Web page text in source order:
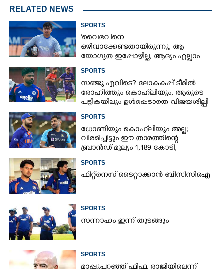
RELATED NEWS
SPORTS
'വൈഭവിനെ
ഒഴിവാക്കേണ്ടതായിരുന്നു,​ ആ
യോഗ്യത ഇപ്പോഴില്ല, ആദ്യം എല്ലാം
ക്രിക്കറ്റ് താരം
SPORTS
സഞ്ജു എവിടെ? ലോകകപ്പ് ടീമിൽ
രോഹിത്തും കൊഹ്‌ലിയും, ആരുടെ
പട്ടികയിലും ഉൾപ്പെടാതെ വിജയശില്പി
SPORTS
ധോണിയും കൊഹ്‌ലിയും അല്ല;
വിരമിച്ചിട്ടും ഈ താരത്തിന്റെ
ബ്രാൻഡ് മൂല്യം 1,189 കോടി,
SPORTS
ഫിറ്റ്നെസ് ടൈറ്റാക്കാൻ ബിസിസിഐ
SPORTS
സന്നാഹം ഇന്ന് തുടങ്ങും
SPORTS
മാപ്പുപറഞ്ഞ് ഫിഫ, രാജിയില്ലെന്ന്